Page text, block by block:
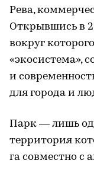
Рева,
Открывшись в
вокруг
«экосистема»,
и
для города и
Парк — лишь
территория
га совместно с